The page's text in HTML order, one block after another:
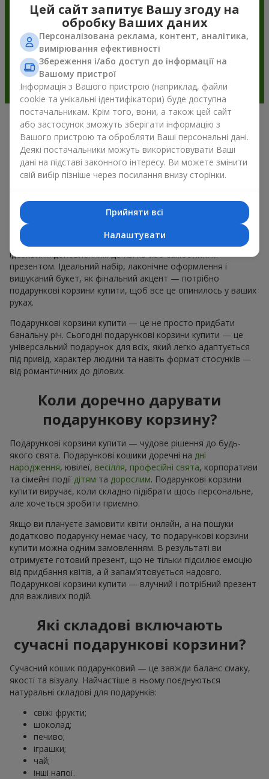
Подарункові корзини —
універсальний подарунок на будь-
яке свято
обмаль, у нас є для вас чудове перевірене рішення: ви
можете набір подарункові корзини купити. Подарункова
корзина з вишуканими смаколиками до свята, фруктами,
смачним чаєм чи, навіть, алкогольними напоями стає
ідеальним доповненням до квітів або самостійним
презентом. Ідеальний набір, лаконічне оформлення і
вишуканий букет, як фінальний акцент — потрібно
подарункові корзини купити, щоб все це опинилось у ваших
руках.
Подарункові корзини купити — це не просто придбати
банальну річ. Сьогодні подарункові корзини купити — це
універсальний подарунок для всіх, який легко адаптується
під привід, характер людини та навіть формат стосунків —
від романтичних до ділових.
Коли доречно дарувати
подарункову корзину?
Подарункові корзини купити — чудове рішення до будь-
якого свята. Подарункові кошики доречні на дні
народження, ювілеї, весілля, професійні свята, корпоративи
та сімейні події дітям та дорослим. Подарункові корзини
купити виручає, коли складно підібрати щось персональне,
але хочеться зробити приємно.
Якщо ви плануєте замовити квіти онлайн, а на пошуки
додатково подарунку немає часу, то подарункові корзини
купити можна одним замовленням. В результаті ви
отримуєте готовий презент, що не тільки підсилює емоцію
від придбання квітів, а й запам’ятовується надовго.
Подарункові корзини купити — влучний і потрібний презент
для важливих подій.
Які складові включають
сучасні подарункові корзини?
Сучасний кошик подарунковий — це завжди баланс смаку,
якості та візуалу. Найчастіше в ньому поєднуються
натуральні складові для подарунків:
свіжі фрукти;
шоколад;
печиво;
іграшки;
чай;
інші напої.
Цей сайт запитує Вашу згоду на
обробку Ваших даних
Персоналізована реклама, контент, аналітика,
вимірювання ефективності
Збереження і/або доступ до інформації на
Вашому пристрої
Інформація з Вашого пристрою (наприклад, файли
cookie та унікальні ідентифікатори) буде доступна
постачальникам. Крім того, вони, а також цей сайт
або застосунок зможуть зберігати інформацію з
Вашого пристрою та обробляти Ваші персональні дані.
Деякі постачальники можуть використовувати Ваші
дані на підставі законного інтересу. Ви можете змінити
свій вибір пізніше через посилання внизу сторінки.
Прийняти всі
Налаштувати